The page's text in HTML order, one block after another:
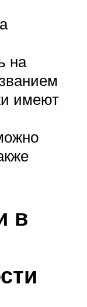
на
имеют
в